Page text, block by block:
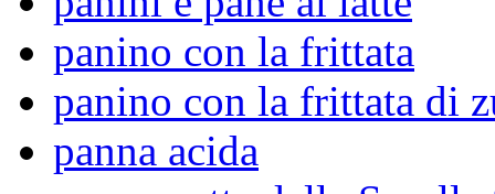
panino con la frittata
panino con la frittata di
panna acida